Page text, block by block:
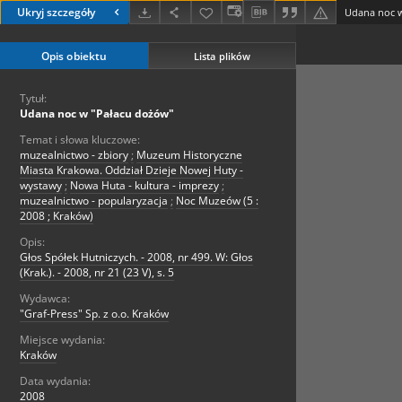
Ukryj szczegóły Udana noc
Opis obiektu Lista plików
Tytuł:
Udana noc w "Pałacu dożów"
Temat i słowa kluczowe:
muzealnictwo - zbiory ; Muzeum Historyczne
Miasta Krakowa. Oddział Dzieje Nowej Huty -
wystawy ; Nowa Huta - kultura - imprezy ;
muzealnictwo - popularyzacja ; Noc Muzeów (5 :
2008 ; Kraków)
Opis:
Głos Spółek Hutniczych. - 2008, nr 499. W: Głos
(Krak.). - 2008, nr 21 (23 V), s. 5
Wydawca:
"Graf-Press" Sp. z o.o. Kraków
Miejsce wydania:
Kraków
Data wydania:
2008